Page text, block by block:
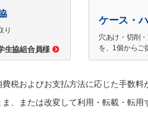
り
生協組合員様
ケース・
穴あけ・切削
を、1個からご
税およびお支払方法に応じた手数料
、または改変して利用・転載・転用